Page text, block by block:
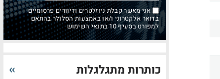
אני מאשר קבלת ניוזלטרים ודיוורים פרסומיים
בדואר אלקטרוני ו/או באמצעות הסלולר בהתאם
למפורט בסעיף 10 בתנאי השימוש
כותרות מתגלגלות